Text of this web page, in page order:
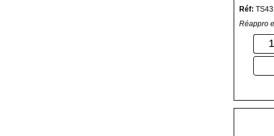
25600 -
Réf:
Réappro